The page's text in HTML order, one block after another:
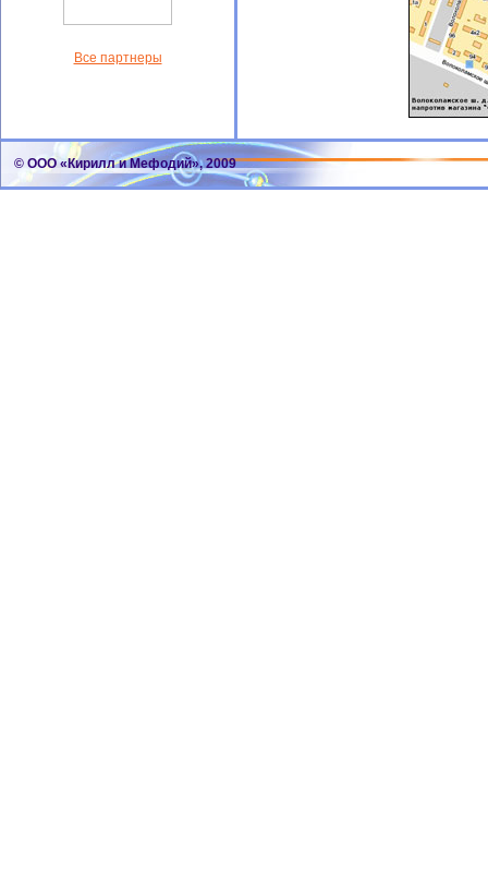
Все партнеры
© ООО «Кирилл и Мефодий», 2009